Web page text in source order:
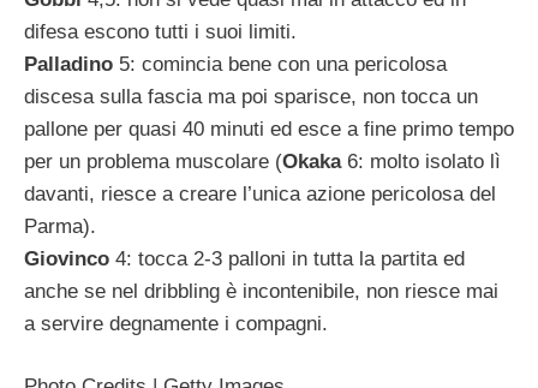
difesa escono tutti i suoi limiti.
Palladino 5: comincia bene con una pericolosa
discesa sulla fascia ma poi sparisce, non tocca un
pallone per quasi 40 minuti ed esce a fine primo tempo
per un problema muscolare (Okaka6: molto isolato lì
davanti, riesce a creare l’unica azione pericolosa del
Parma).
Giovinco 4: tocca 2-3 palloni in tutta la partita ed
anche se nel dribbling è incontenibile, non riesce mai
a servire degnamente i compagni.